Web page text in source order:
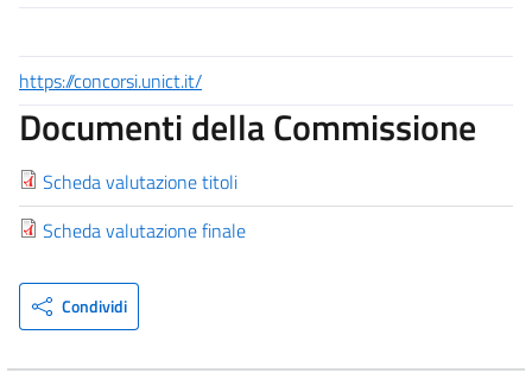
https://concorsi.unict.it/
Documenti della Commissione
Scheda valutazione titoli
Scheda valutazione finale
Condividi